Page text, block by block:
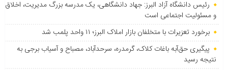
رئیس دانشگاه آزاد البرز: جهاد دانشگاهی، یک مدرسه بزرگ مدیریت، اخلاق
و مسئولیت اجتماعی است
برخورد تعزیرات با متخلفان بازار املاک البرز؛ ۱۱ واحد پلمب شد
پیگیری حق‌آبه باغات کلاک، گرمدره، سرحدآباد، مصباح و آسیاب برجی به
نتیجه رسید